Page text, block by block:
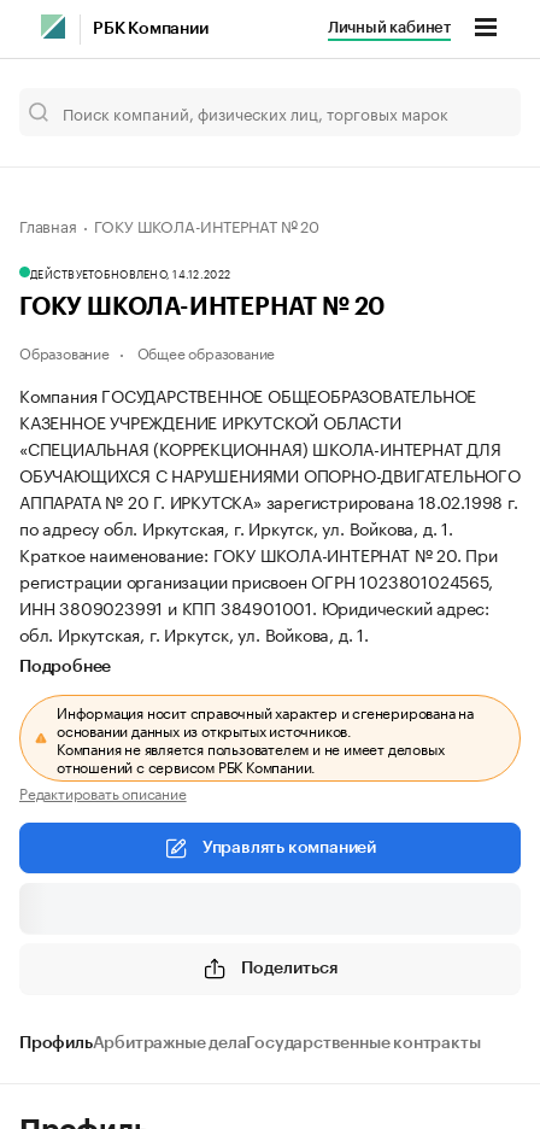
РБК Компании Личный кабинет
Главная ГОКУ ШКОЛА-ИНТЕРНАТ № 20
ДЕЙСТВУЕТОБНОВЛЕНО, 14.12.2022
ГОКУ ШКОЛА-ИНТЕРНАТ № 20
Образование Общее образование
Компания ГОСУДАРСТВЕННОЕ ОБЩЕОБРАЗОВАТЕЛЬНОЕ
КАЗЕННОЕ УЧРЕЖДЕНИЕ ИРКУТСКОЙ ОБЛАСТИ
«СПЕЦИАЛЬНАЯ (КОРРЕКЦИОННАЯ) ШКОЛА-ИНТЕРНАТ ДЛЯ
ОБУЧАЮЩИХСЯ С НАРУШЕНИЯМИ ОПОРНО-ДВИГАТЕЛЬНОГО
АППАРАТА № 20 Г. ИРКУТСКА» зарегистрирована 18.02.1998 г.
по адресу обл. Иркутская, г. Иркутск, ул. Войкова, д. 1.
Краткое наименование: ГОКУ ШКОЛА-ИНТЕРНАТ № 20. При
регистрации организации присвоен ОГРН 1023801024565,
ИНН 3809023991 и КПП 384901001. Юридический адрес:
обл. Иркутская, г. Иркутск, ул. Войкова, д. 1.
Подробнее
Информация носит справочный характер и сгенерирована на
основании данных из открытых источников.
Компания не является пользователем и не имеет деловых
отношений с сервисом РБК Компании.
Редактировать описание
Управлять компанией
Поделиться
ПрофильАрбитражные дела Государственные контракты